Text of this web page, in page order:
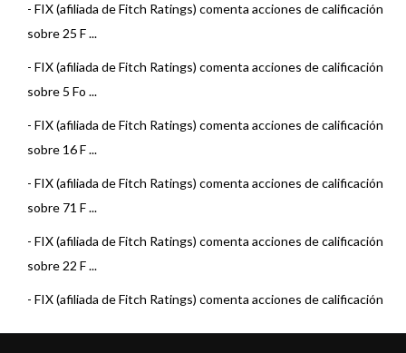
- FIX (afiliada de Fitch Ratings) comenta acciones de calificación
sobre 25 F ...
- FIX (afiliada de Fitch Ratings) comenta acciones de calificación
sobre 5 Fo ...
- FIX (afiliada de Fitch Ratings) comenta acciones de calificación
sobre 16 F ...
- FIX (afiliada de Fitch Ratings) comenta acciones de calificación
sobre 71 F ...
- FIX (afiliada de Fitch Ratings) comenta acciones de calificación
sobre 22 F ...
- FIX (afiliada de Fitch Ratings) comenta acciones de calificación